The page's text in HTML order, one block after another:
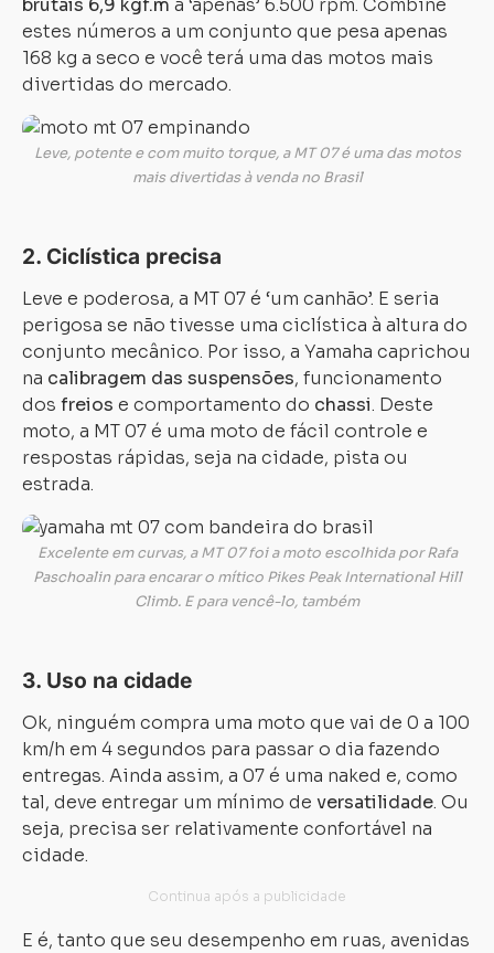
brutais 6,9 kgf.m a ‘apenas’ 6.500 rpm. Combine
estes números a um conjunto que pesa apenas
168 kg a seco e você terá uma das motos mais
divertidas do mercado.
Leve, potente e com muito torque, a MT 07 é uma das motos
mais divertidas à venda no Brasil
2. Ciclística precisa
Leve e poderosa, a MT 07 é ‘um canhão’. E seria
perigosa se não tivesse uma ciclística à altura do
conjunto mecânico. Por isso, a Yamaha caprichou
na calibragem das suspensões, funcionamento
dos freios e comportamento do chassi. Deste
moto, a MT 07 é uma moto de fácil controle e
respostas rápidas, seja na cidade, pista ou
estrada.
Excelente em curvas, a MT 07 foi a moto escolhida por Rafa
Paschoalin para encarar o mítico Pikes Peak International Hill
Climb. E para vencê-lo, também
3. Uso na cidade
Ok, ninguém compra uma moto que vai de 0 a 100
km/h em 4 segundos para passar o dia fazendo
entregas. Ainda assim, a 07 é uma naked e, como
tal, deve entregar um mínimo de versatilidade. Ou
seja, precisa ser relativamente confortável na
cidade.
E é, tanto que seu desempenho em ruas, avenidas